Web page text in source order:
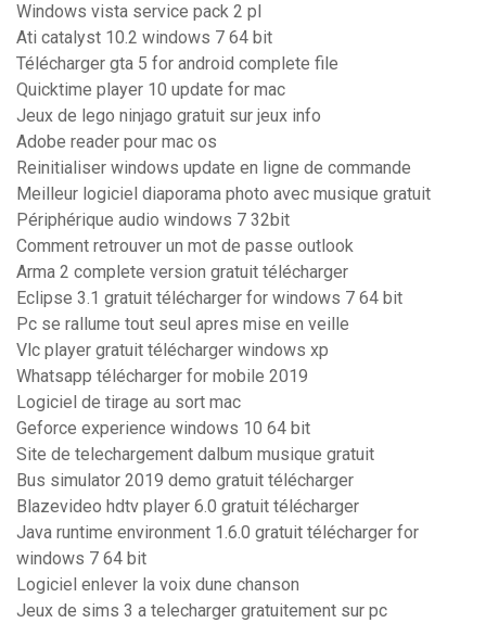
Windows vista service pack 2 pl
Ati catalyst 10.2 windows 7 64 bit
Télécharger gta 5 for android complete file
Quicktime player 10 update for mac
Jeux de lego ninjago gratuit sur jeux info
Adobe reader pour mac os
Reinitialiser windows update en ligne de commande
Meilleur logiciel diaporama photo avec musique gratuit
Périphérique audio windows 7 32bit
Comment retrouver un mot de passe outlook
Arma 2 complete version gratuit télécharger
Eclipse 3.1 gratuit télécharger for windows 7 64 bit
Pc se rallume tout seul apres mise en veille
Vlc player gratuit télécharger windows xp
Whatsapp télécharger for mobile 2019
Logiciel de tirage au sort mac
Geforce experience windows 10 64 bit
Site de telechargement dalbum musique gratuit
Bus simulator 2019 demo gratuit télécharger
Blazevideo hdtv player 6.0 gratuit télécharger
Java runtime environment 1.6.0 gratuit télécharger for
windows 7 64 bit
Logiciel enlever la voix dune chanson
Jeux de sims 3 a telecharger gratuitement sur pc